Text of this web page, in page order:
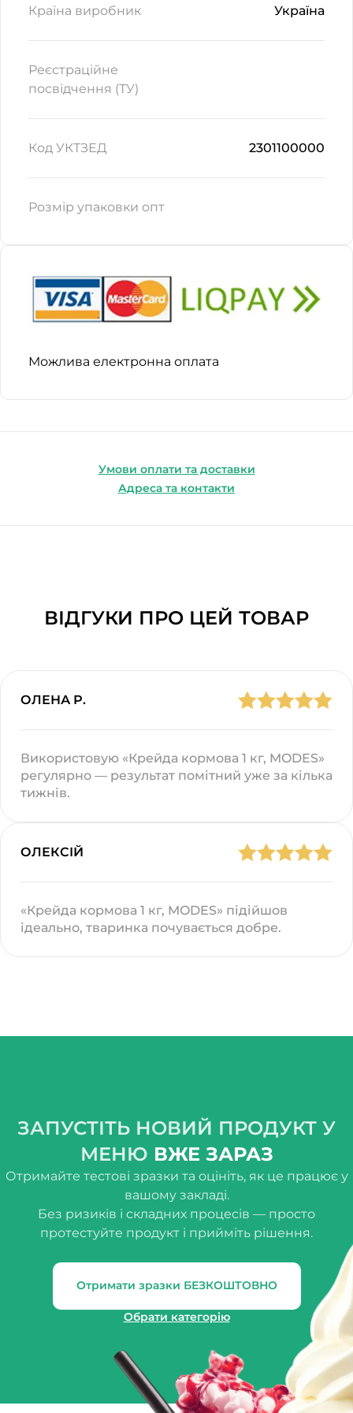
Країна виробник Україна
Реєстраційне
посвідчення (ТУ)
Код УКТЗЕД 2301100000
Розмір упаковки опт
Можлива електронна оплата
Умови оплати та доставки
Адреса та контакти
ВІДГУКИ ПРО ЦЕЙ ТОВАР
ОЛЕНА Р.
Використовую «Крейда кормова 1 кг, MODES»
регулярно — результат помітний уже за кілька
тижнів.
ОЛЕКСІЙ
«Крейда кормова 1 кг, MODES» підійшов
ідеально, тваринка почувається добре.
ЗАПУСТІТЬ НОВИЙ ПРОДУКТ У
МЕНЮ ВЖЕ ЗАРАЗ
Отримайте тестові зразки та оцініть, як це працює у
вашому закладі.
Без ризиків і складних процесів — просто
протестуйте продукт і прийміть рішення.
Отримати зразки БЕЗКОШТОВНО
Обрати категорію